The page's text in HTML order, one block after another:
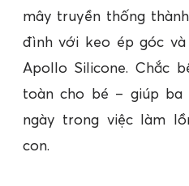
mây truyền thống
đình với keo ép góc
Apollo Silicone. Chắc
toàn cho bé – giúp
ngày trong việc làm
con.